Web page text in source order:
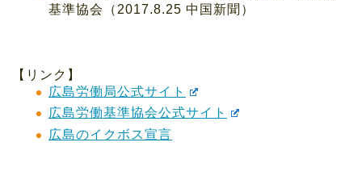
基準協会（2017.8.25 中国新聞）
【リンク】
広島労働局公式サイト
広島労働基準協会公式サイト
広島のイクボス宣言